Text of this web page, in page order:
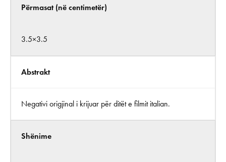
Përmasat (në centimetër)
3.5×3.5
Abstrakt
Negativi origjinal i krijuar për ditët e filmit italian.
Shënime